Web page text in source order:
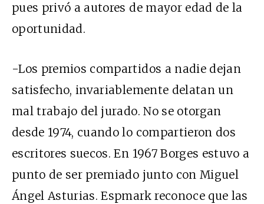
pues privó a autores de mayor edad de la
oportunidad.
-Los premios compartidos a nadie dejan
satisfecho, invariablemente delatan un
mal trabajo del jurado. No se otorgan
desde 1974, cuando lo compartieron dos
escritores suecos. En 1967 Borges estuvo a
punto de ser premiado junto con Miguel
Ángel Asturias. Espmark reconoce que las